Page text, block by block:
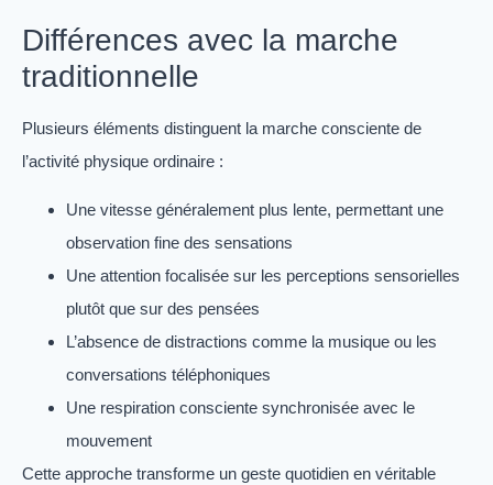
Différences avec la marche
traditionnelle
Plusieurs éléments distinguent la marche consciente de
l’activité physique ordinaire :
Une vitesse généralement plus lente, permettant une
observation fine des sensations
Une attention focalisée sur les perceptions sensorielles
plutôt que sur des pensées
L’absence de distractions comme la musique ou les
conversations téléphoniques
Une respiration consciente synchronisée avec le
mouvement
Cette approche transforme un geste quotidien en véritable